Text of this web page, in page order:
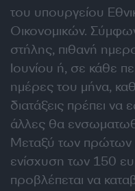
του υπουργείου
Οικονομικών.
στήλης, πιθανή
Ιουνίου ή, σε κάθε
ημέρες του μήνα,
διατάξεις πρέπει
άλλες θα
Μεταξύ των πρώτων
ενίσχυση των 150
προβλέπεται να